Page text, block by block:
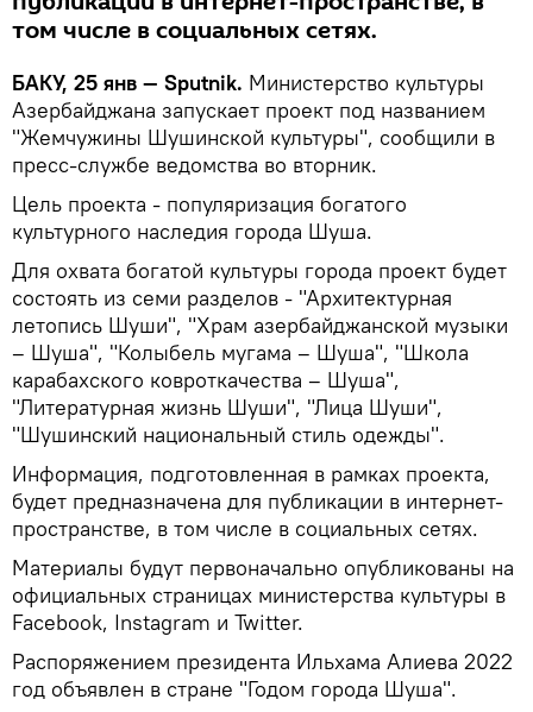
том числе в социальных сетях.
БАКУ, 25 янв — Sputnik. Министерство культуры
Азербайджана запускает проект под названием
"Жемчужины Шушинской культуры", сообщили в
пресс-службе ведомства во вторник.
Цель проекта - популяризация богатого
культурного наследия города Шуша.
Для охвата богатой культуры города проект будет
состоять из семи разделов - "Архитектурная
летопись Шуши", "Храм азербайджанской музыки
– Шуша", "Колыбель мугама – Шуша", "Школа
карабахского ковроткачества – Шуша",
"Литературная жизнь Шуши", "Лица Шуши",
"Шушинский национальный стиль одежды".
Информация, подготовленная в рамках проекта,
будет предназначена для публикации в интернет-
пространстве, в том числе в социальных сетях.
Материалы будут первоначально опубликованы на
официальных страницах министерства культуры в
Facebook, Instagram и Twitter.
Распоряжением президента Ильхама Алиева 2022
год объявлен в стране "Годом города Шуша".